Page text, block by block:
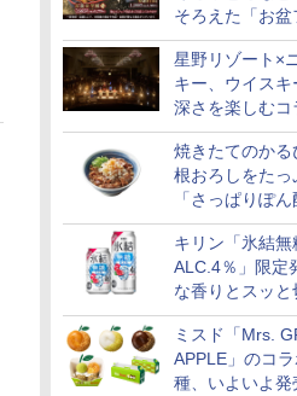
そろえた「お
星野リゾート×
キー、ウイス
深さを楽しむコ
ントをOMO5小
焼きたてのか
根おろしをたっ
「さっぱりぽん
牛カルビ丼」
キリン「氷結無
ALC.4％」限定
な香りとスッ
ミスド「Mrs.
APPLE」のコ
種、いよいよ発